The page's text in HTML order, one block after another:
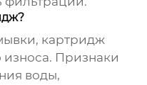
картридж
износа. Признаки
воды,